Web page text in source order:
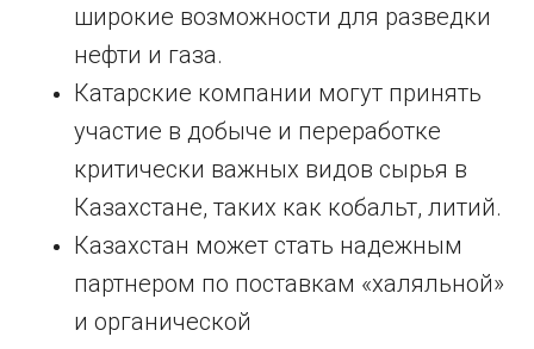
широкие возможности для разведки
нефти и газа.
Катарские компании могут принять
участие в добыче и переработке
критически важных видов сырья в
Казахстане, таких как кобальт, литий.
Казахстан может стать надежным
партнером по поставкам «халяльной»
и органической